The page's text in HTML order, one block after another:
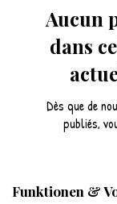
Aucun
dans
Dès que de
publiés,
​Funktionen &